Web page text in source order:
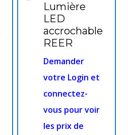
Lumière
LED
accrochable
REER
Demander
votre Login et
connectez-
vous pour voir
les prix de